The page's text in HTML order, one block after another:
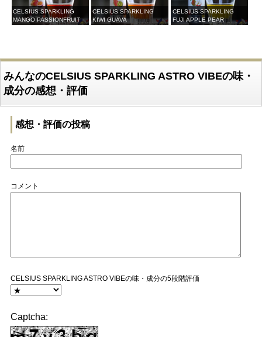
CELSIUS SPARKLING
MANGO PASSIONFRUIT
CELSIUS SPARKLING
KIWI GUAVA
CELSIUS SPARKLING
FUJI APPLE PEAR
みんなのCELSIUS SPARKLING ASTRO VIBEの味・
成分の感想・評価
感想・評価の投稿
名前
コメント
CELSIUS SPARKLING ASTRO VIBEの味・成分の5段階評価
Captcha: